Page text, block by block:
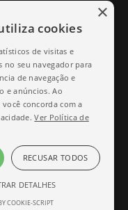
cookies
de visitas e
no seu navegador para
de navegação e
e anúncios. Ao
concorda com a
Ver Política de
RECUSAR TODOS
DETALHES
COOKIE-SCRIPT
×